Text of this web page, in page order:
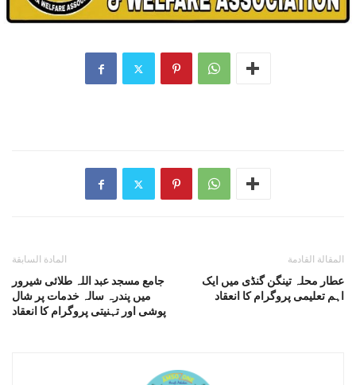
المادة السابقة
جامع مسجد عبد اللہ طلائی شیرور
میں پندرہ سالہ خدمات پر شال
پوشی اور تہنیتی پروگرام کا انعقاد
المقالة القادمة
عطار محلہ تینگن گنڈی میں ایک
اہم تعلیمی پروگرام کا انعقاد